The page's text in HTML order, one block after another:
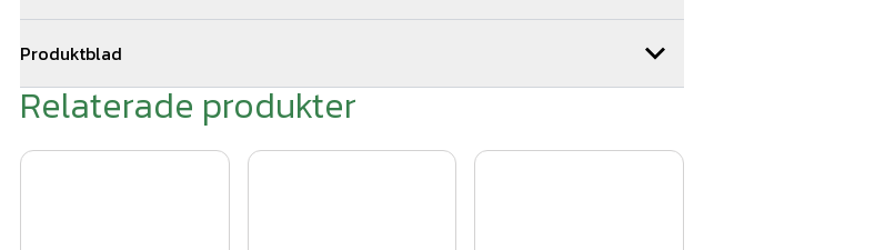
Färg: Svart, RAL 9005
Antal: 1 styck
Produktblad
produktblad stålnätspaneler 2022.pdf
Relaterade produkter